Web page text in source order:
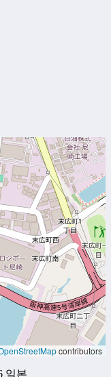
contributors
일본